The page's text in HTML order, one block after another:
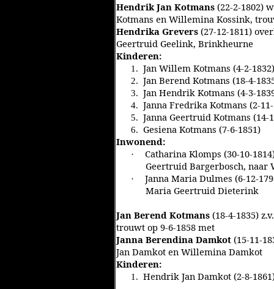
Hendrik Jan Kotmans(22-2-1802)
Kotmans en Willemina Kossink,
Hendrika Grevers(27-12-1811)
Geertruid Geelink, Brinkheurne
Kinderen:
1. Jan Willem Kotmans (4-2-
2. Jan Berend Kotmans (18-4-
3. Jan Hendrik Kotmans (4-3-
4. Janna Fredrika Kotmans (2-
5. Janna Geertruid Kotmans (14-
6. Gesiena Kotmans (7-6-1851)
Inwonend:
·
Catharina Klomps (30-10-
Geertruid Bargerbosch, naar
·
Janna Maria Dulmes (6-12-
Maria Geertruid Dieterink
Jan Berend Kotmans(18-4-1835)
trouwt op 9-6-1858 met
Janna Berendina Damkot(15-11-
Jan Damkot en Willemina Damkot
Kinderen:
1. Hendrik Jan Damkot (2-8-